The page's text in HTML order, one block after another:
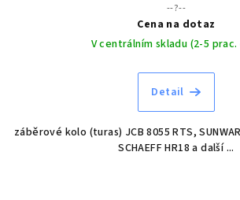
--?--
Cena na dotaz
V centrálním skladu (2-5 prac.
Detail
záběrové kolo (turas) JCB 8055 RTS,
SCHAEFF HR18 a další ...